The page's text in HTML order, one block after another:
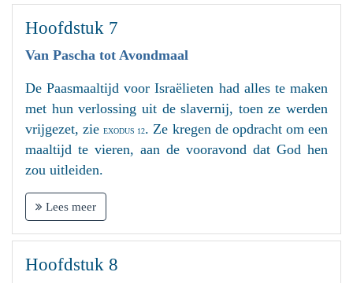
Hoofdstuk 7
Van Pascha tot Avondmaal
De Paasmaaltijd voor Israëlieten had alles te maken
met hun verlossing uit de slavernij, toen ze werden
vrijgezet, zieEXODUS 12. Ze kregen de opdracht om een
maaltijd te vieren, aan de vooravond dat God hen
zou uitleiden.
Lees meer
Hoofdstuk 8